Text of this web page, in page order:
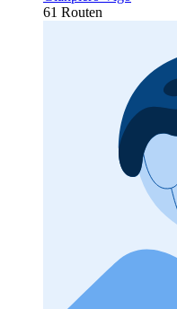
61 Routen